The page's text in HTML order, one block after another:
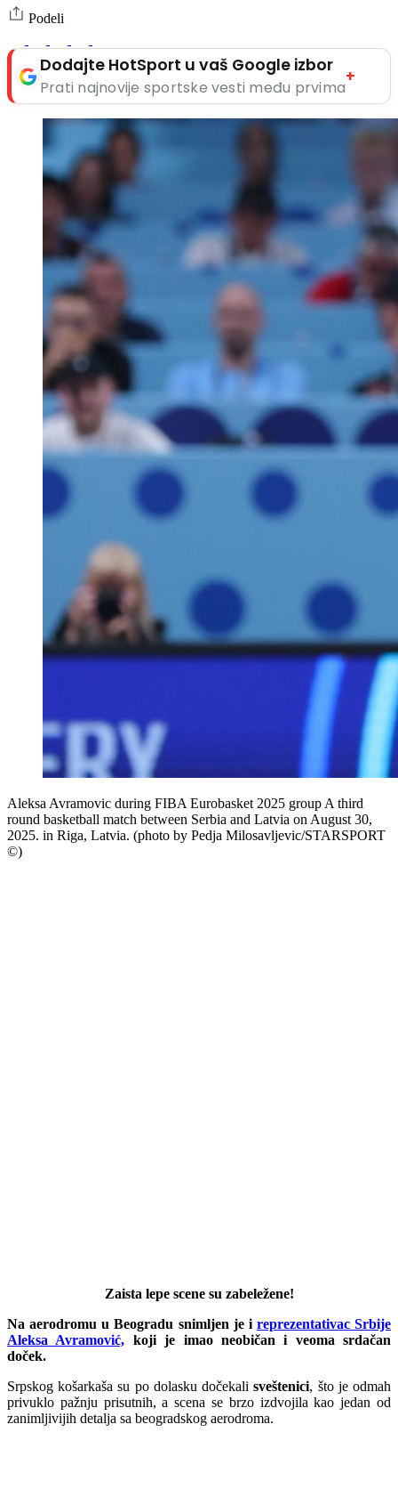
Podeli
Dodajte HotSport u vaš Google izbor
Prati najnovije sportske vesti među prvima
+
Aleksa Avramovic during FIBA Eurobasket 2025 group A third
round basketball match between Serbia and Latvia on August 30,
2025. in Riga, Latvia. (photo by Pedja Milosavljevic/STARSPORT
©)
Zaista lepe scene su zabeležene!
Na aerodromu u Beogradu snimljen je i reprezentativac Srbije
Aleksa Avramović, koji je imao neobičan i veoma srdačan
doček.
Srpskog košarkaša su po dolasku dočekalisveštenici, što je odmah
privuklo pažnju prisutnih, a scena se brzo izdvojila kao jedan od
zanimljivijih detalja sa beogradskog aerodroma.